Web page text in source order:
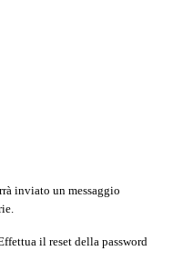
inviato un messaggio
il reset della password